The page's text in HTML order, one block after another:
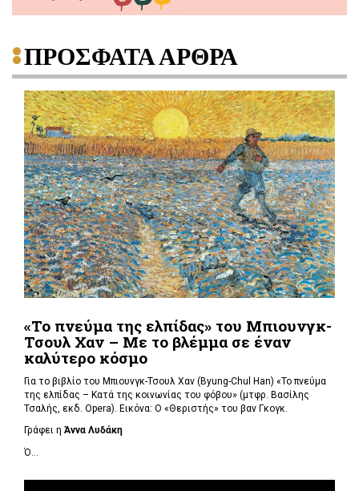
ΠΡΟΣΦΑΤΑ ΑΡΘΡΑ
«Το πνεύμα της ελπίδας» του Μπιουνγκ-
Τσουλ Χαν – Με το βλέμμα σε έναν
καλύτερο κόσμο
Για το βιβλίο του Μπιουνγκ-Τσουλ Χαν (Byung-Chul Han) «Το πνεύμα
της ελπίδας – Κατά της κοινωνίας του φόβου» (μτφρ. Βασίλης
Τσαλής, εκδ. Opera). Εικόνα: Ο «Θεριστής» του βαν Γκογκ.
Γράφει η Άννα Λυδάκη
Ό...